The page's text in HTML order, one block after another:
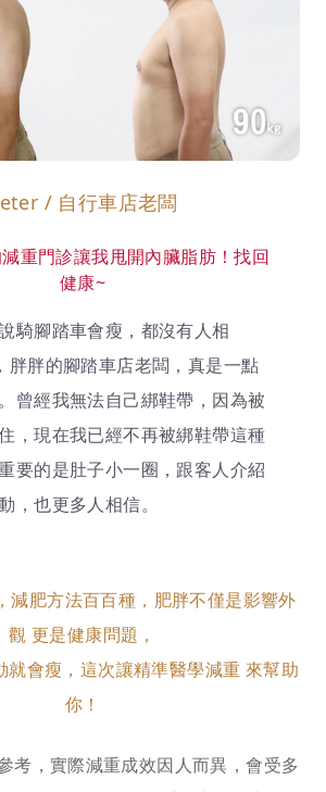
/ 自行車店老闆
重門診讓我甩開內臟脂肪！找回
健康~
騎腳踏車會瘦，都沒有人相
胖的腳踏車店老闆，真是一點
曾經我無法自己綁鞋帶，因為被
，現在我已經不再被綁鞋帶這種
要的是肚子小一圈，跟客人介紹
，也更多人相信。
減肥方法百百種，肥胖不僅是影響外
觀 更是健康問題，
就會瘦，這次讓精準醫學減重 來幫助
你！
考，實際減重成效因人而異，會受多